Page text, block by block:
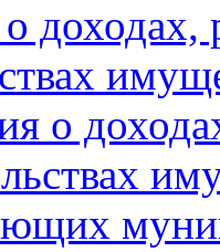
доходах,
о